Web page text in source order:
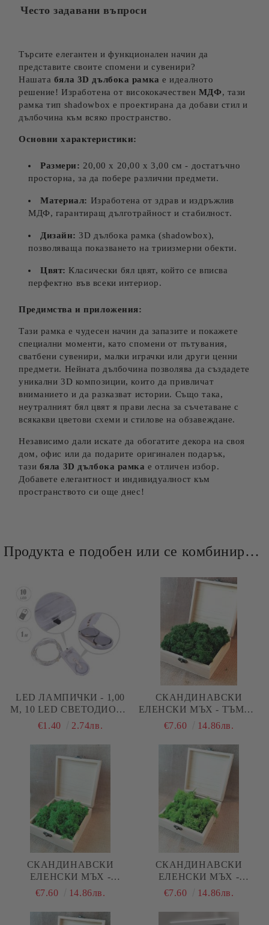
Често задавани въпроси
Търсите елегантен и функционален начин да
представите своите спомени и сувенири?
Нашата бяла 3D дълбока рамка е идеалното
решение! Изработена от висококачествен МДФ, тази
рамка тип shadowbox е проектирана да добави стил и
дълбочина към всяко пространство.
Основни характеристики:
Размери: 20,00 х 20,00 х 3,00 см - достатъчно
просторна, за да побере различни предмети.
Материал: Изработена от здрав и издръжлив
МДФ, гарантиращ дълготрайност и стабилност.
Дизайн: 3D дълбока рамка (shadowbox),
позволяваща показването на триизмерни обекти.
Цвят: Класически бял цвят, който се вписва
перфектно във всеки интериор.
Предимства и приложения:
Тази рамка е чудесен начин да запазите и покажете
специални моменти, като спомени от пътувания,
сватбени сувенири, малки играчки или други ценни
предмети. Нейната дълбочина позволява да създадете
уникални 3D композиции, които да привличат
вниманието и да разказват истории. Също така,
неутралният бял цвят я прави лесна за съчетаване с
всякакви цветови схеми и стилове на обзавеждане.
Независимо дали искате да обогатите декора на своя
дом, офис или да подарите оригинален подарък,
тази бяла 3D дълбока рамка е отличен избор.
Добавете елегантност и индивидуалност към
пространството си още днес!
Продукта е подобен или се комбинира добре и със следните продукти :
LED ЛАМПИЧКИ - 1,00
М, 10 LED СВЕТОДИОДА
- БЯЛА СВЕТЛИНА
€1.40 2.74лв.
СКАНДИНАВСКИ
ЕЛЕНСКИ МЪХ - ТЪМНО
ТРЕВИСТО №25 - 150 ГР
€7.60 14.86лв.
СКАНДИНАВСКИ
ЕЛЕНСКИ МЪХ -
СВЕТЛО ТРЕВИСТО №27
€7.60 14.86лв.
СКАНДИНАВСКИ
ЕЛЕНСКИ МЪХ -
ПРОЛЕТ №22 - 150 ГР.
€7.60 14.86лв.